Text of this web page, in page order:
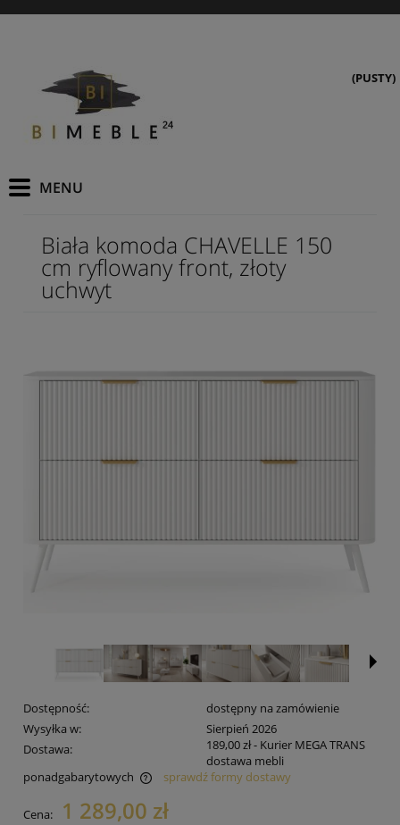
(PUSTY)
Biała komoda CHAVELLE 150
cm ryflowany front, złoty
uchwyt
Dostępność:
dostępny na zamówienie
Wysyłka w:
Sierpień 2026
Dostawa:
189,00 zł- Kurier MEGA TRANS
dostawa mebli
ponadgabarytowych
sprawdź formy dostawy
Cena: 1 289,00 zł